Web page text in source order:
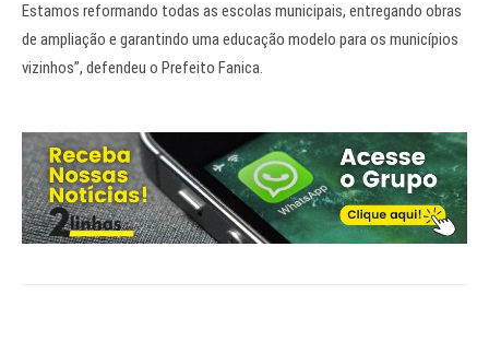
Estamos reformando todas as escolas municipais, entregando obras
de ampliação e garantindo uma educação modelo para os municípios
vizinhos”, defendeu o Prefeito Fanica.